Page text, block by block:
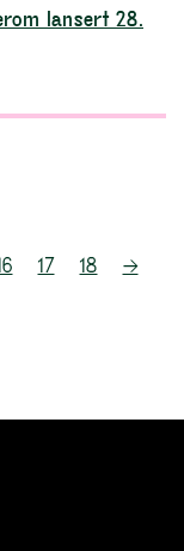
lansert 28.
17 18 →